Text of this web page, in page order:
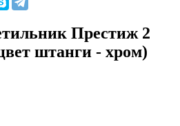
Престиж 2
штанги - хром)